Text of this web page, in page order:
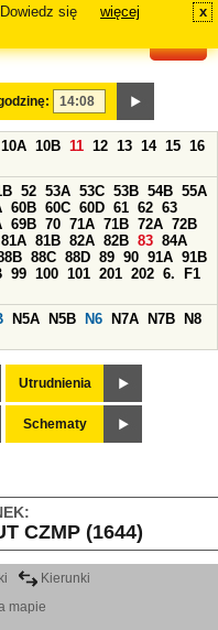
się
więcej x
10A 10B 11 12 13 14 15 16
52 53A 53C 53B 54B 55A
60B 60C 60D 61 62 63
69B 70 71A 71B 72A 72B
81A 81B 82A 82B 83 84A
88C 88D 89 90 91A 91B
99 100 101 201 202 6.
F1
N5A N5B N6 N7A N7B
N8
Utrudnienia
Schematy
CZMP (1644)
Kierunki
mapie